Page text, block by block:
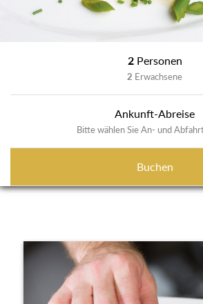
2 Personen
2 Erwachsene
Ankunft-Abreise
Bitte wählen Sie An- und
Buchen